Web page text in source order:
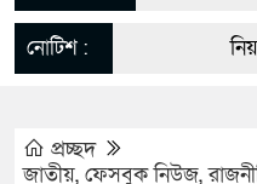
নোটিশ :
প্রচ্ছদ
জাতীয়, ফেসবুক নিউজ,